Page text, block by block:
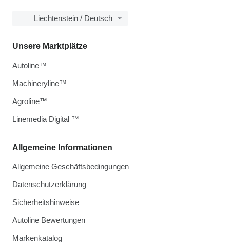
Liechtenstein / Deutsch
Allgemeine Informationen
Allgemeine Geschäftsbedingungen
Datenschutzerklärung
Sicherheitshinweise
Autoline Bewertungen
Markenkatalog
Unsere Marktplätze
Autoline™
Machineryline™
Agroline™
Linemedia Digital ™